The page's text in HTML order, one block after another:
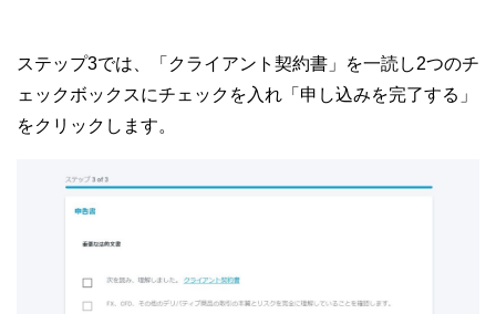
ステップ3では、「クライアント契約書」を一読し2つのチ
ェックボックスにチェックを入れ「申し込みを完了する」
をクリックします。